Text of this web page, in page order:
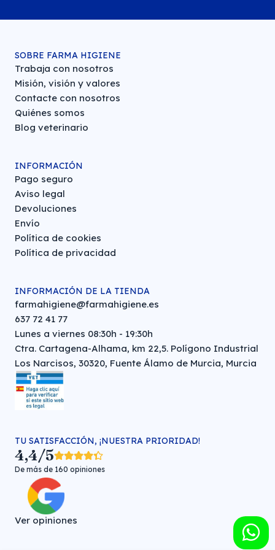
SOBRE FARMA HIGIENE
Trabaja con nosotros
Misión, visión y valores
Contacte con nosotros
Quiénes somos
Blog veterinario
INFORMACIÓN
Pago seguro
Aviso legal
Devoluciones
Envío
Política de cookies
Política de privacidad
INFORMACIÓN DE LA TIENDA
farmahigiene@farmahigiene.es
637 72 41 77
Lunes a viernes 08:30h - 19:30h
Ctra. Cartagena-Alhama, km 22,5. Polígono Industrial
Los Narcisos, 30320, Fuente Álamo de Murcia, Murcia
TU SATISFACCIÓN, ¡NUESTRA PRIORIDAD!
4,4/5
De más de 160 opiniones
Ver opiniones